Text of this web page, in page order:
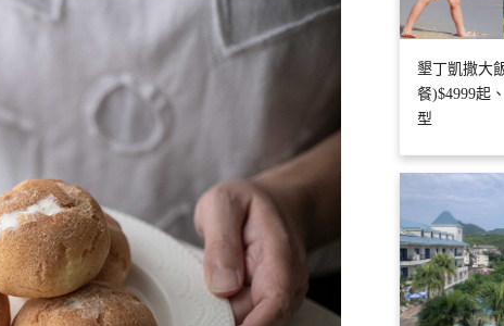
墾丁凱撒大
餐)$4999起
型